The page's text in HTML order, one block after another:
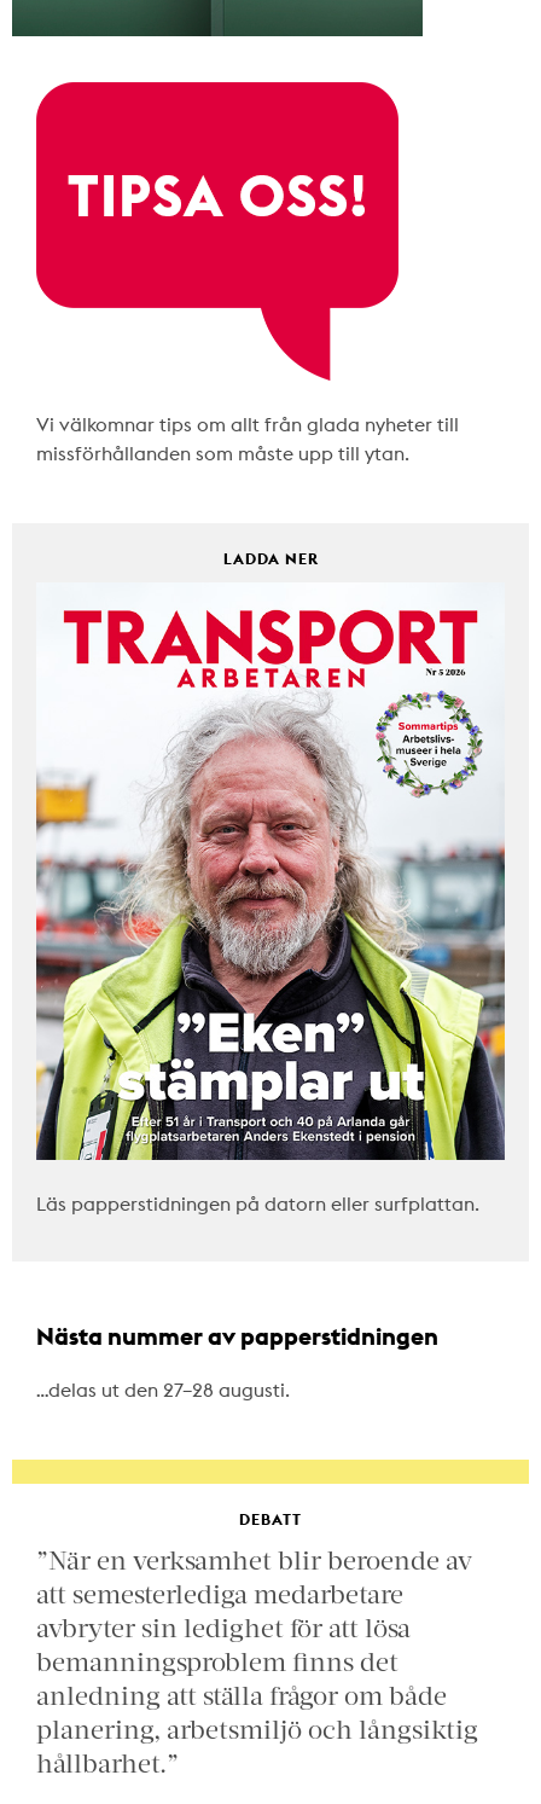
Vi välkomnar tips om allt från glada nyheter till
missförhållanden som måste upp till ytan.
LADDA NER
Läs papperstidningen på datorn eller surfplattan.
Nästa nummer av papperstidningen
…delas ut den 27–28 augusti.
DEBATT
”När en verksamhet blir beroende av
att semesterlediga medarbetare
avbryter sin ledighet för att lösa
bemanningsproblem finns det
anledning att ställa frågor om både
planering, arbetsmiljö och långsiktig
hållbarhet.”